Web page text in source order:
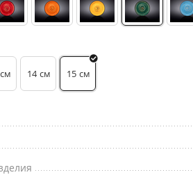
см 14 см 15 см